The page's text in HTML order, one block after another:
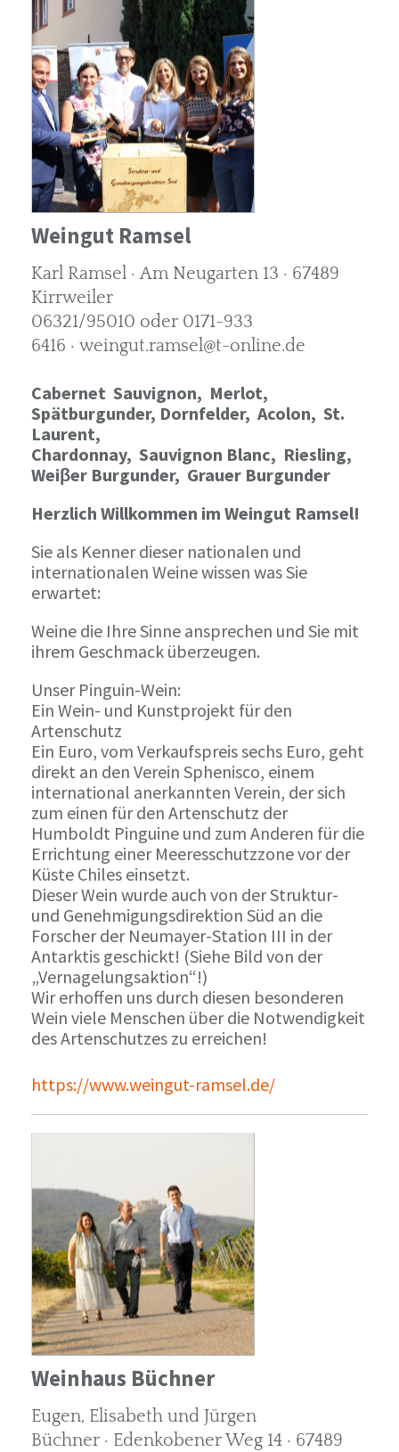
Weingut Ramsel
Karl Ramsel · Am Neugarten 13 · 67489
Kirrweiler
06321/95010 oder 0171-933
6416 · weingut.ramsel@t-online.de
Cabernet Sauvignon, Merlot,
Spätburgunder, Dornfelder, Acolon, St.
Laurent,
Chardonnay, Sauvignon Blanc, Riesling,
Weiβer Burgunder, Grauer Burgunder
Herzlich Willkommen im Weingut Ramsel!
Sie als Kenner dieser nationalen und
internationalen Weine wissen was Sie
erwartet:
Weine die Ihre Sinne ansprechen und Sie mit
ihrem Geschmack überzeugen.
Unser Pinguin-Wein:
Ein Wein- und Kunstprojekt für den
Artenschutz
Ein Euro, vom Verkaufspreis sechs Euro, geht
direkt an den Verein Sphenisco, einem
international anerkannten Verein, der sich
zum einen für den Artenschutz der
Humboldt Pinguine und zum Anderen für die
Errichtung einer Meeresschutzzone vor der
Küste Chiles einsetzt.
Dieser Wein wurde auch von der Struktur-
und Genehmigungsdirektion Süd an die
Forscher der Neumayer-Station III in der
Antarktis geschickt! (Siehe Bild von der
„Vernagelungsaktion“!)
Wir erhoffen uns durch diesen besonderen
Wein viele Menschen über die Notwendigkeit
des Artenschutzes zu erreichen!
https://www.weingut-ramsel.de/
Weinhaus Büchner
Eugen, Elisabeth und Jürgen
Büchner · Edenkobener Weg 14 · 67489